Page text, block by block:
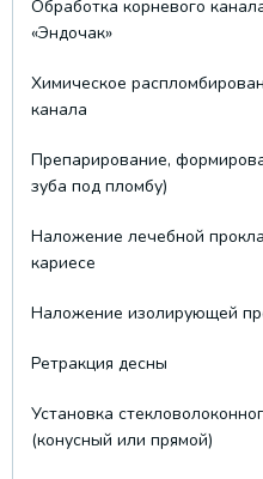
Обработка корневого
«Эндочак»
Химическое
канала
Препарирование,
зуба под пломбу)
Наложение лечебной
кариесе
Наложение изолирующей
Ретракция десны
Установка
(конусный или прямой)